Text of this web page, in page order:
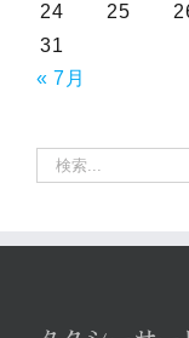
24
25
31
« 7月
索